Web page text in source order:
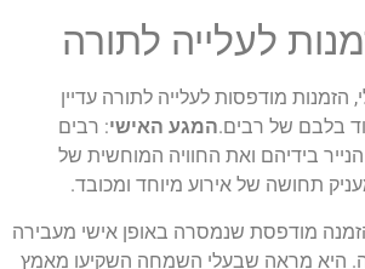
לעלייה לתורה
הזמנות מודפסות לעלייה לתורה עדיין
בלבם של רבים.המגע האישי: רבים
בידיהם ואת החוויה המוחשית של
תחושה של אירוע מיוחד ומכובד.
מודפסת שנמסרה באופן אישי מעבירה
היא מראה שבעלי השמחה השקיעו מאמץ